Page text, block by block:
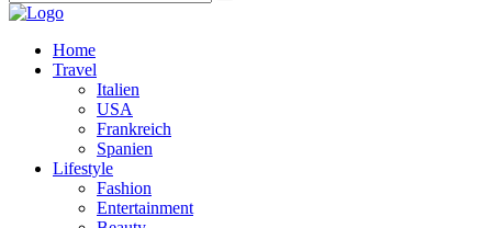
Home
Travel
Italien
USA
Frankreich
Spanien
Lifestyle
Fashion
Entertainment